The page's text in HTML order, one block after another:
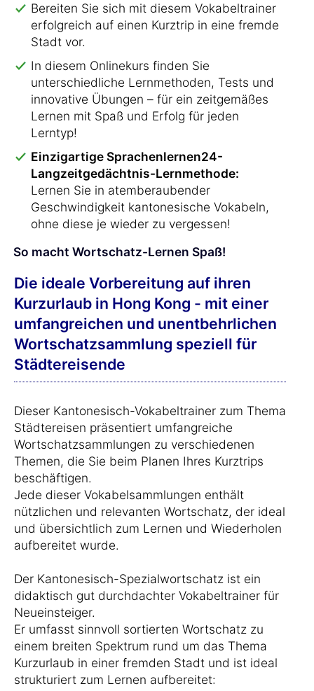
Bereiten Sie sich mit diesem Vokabeltrainer
erfolgreich auf einen Kurztrip in eine fremde
Stadt vor.
In diesem Onlinekurs finden Sie
unterschiedliche Lernmethoden, Tests und
innovative Übungen – für ein zeitgemäßes
Lernen mit Spaß und Erfolg für jeden
Lerntyp!
Einzigartige Sprachenlernen24-
Langzeitgedächtnis-Lernmethode:
Lernen Sie in atemberaubender
Geschwindigkeit kantonesische Vokabeln,
ohne diese je wieder zu vergessen!
So macht Wortschatz-Lernen Spaß!
Die ideale Vorbereitung auf ihren
Kurzurlaub in Hong Kong - mit einer
umfangreichen und unentbehrlichen
Wortschatzsammlung speziell für
Städtereisende
Dieser Kantonesisch-Vokabeltrainer zum Thema
Städtereisen präsentiert umfangreiche
Wortschatzsammlungen zu verschiedenen
Themen, die Sie beim Planen Ihres Kurztrips
beschäftigen.
Jede dieser Vokabelsammlungen enthält
nützlichen und relevanten Wortschatz, der ideal
und übersichtlich zum Lernen und Wiederholen
aufbereitet wurde.
Der Kantonesisch-Spezialwortschatz ist ein
didaktisch gut durchdachter Vokabeltrainer für
Neueinsteiger.
Er umfasst sinnvoll sortierten Wortschatz zu
einem breiten Spektrum rund um das Thema
Kurzurlaub in einer fremden Stadt und ist ideal
strukturiert zum Lernen aufbereitet: